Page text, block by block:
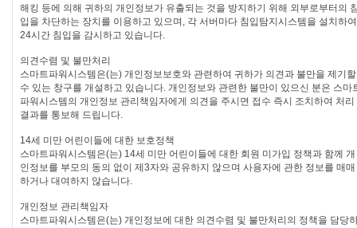
해킹 등에 의해 귀하의 개인정보가 유출되는 것을 방지하기 위해 외부로부터의
입을 차단하는 장치를 이용하고 있으며, 각 서버마다 침입탐지시스템을 설치하여
24시간 침입을 감시하고 있습니다.
의견수렴 및 불만처리
스마트파워시스템은(는) 개인정보보호와 관련하여 귀하가 의견과 불만을 제기할
수 있는 창구를 개설하고 있습니다. 개인정보와 관련한 불만이 있으신 분은 스마
파워시스템의 개인정보 관리책임자에게 의견을 주시면 접수 즉시 조치하여 처리
결과를 통보해 드립니다.
14세 미만 어린이들에 대한 보호정책
스마트파워시스템은(는) 14세 미만 어린이들에 대한 회원 미가입 정책과 함께 개
인정보를 부모의 동의 없이 제3자와 공유하지 않으며 사용자에 관한 정보를 매매
하거나 대여하지 않습니다.
개인정보 관리책임자
스마트파워시스템은(는) 개인정보에 대한 의견수렴 및 불만처리의 정책을 담당